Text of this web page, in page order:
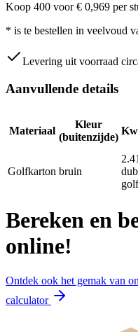
Koop 400 voor € 0,969 per
* is te bestellen in veelvoud
Levering uit voorraad
Aanvullende details
Materiaal
Kleur
(buitenzijde)
Golfkarton bruin
golf
Bereken en
online!
Ontdek ook het gemak van
calculator